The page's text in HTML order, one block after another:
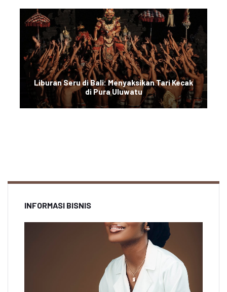
Liburan Seru di Bali: Menyaksikan Tari Kecak
di Pura Uluwatu
INFORMASI BISNIS